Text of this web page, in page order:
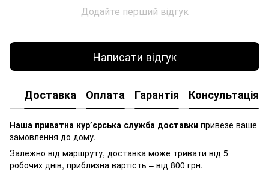
Додайте перший відгук
Написати відгук
Доставка Оплата Гарантія Консультація
Наша приватна курʼєрська служба доставки привезе ваше
замовлення до дому.
Залежно від маршруту, доставка може тривати від 5
робочих днів, приблизна вартість – від 800 грн.